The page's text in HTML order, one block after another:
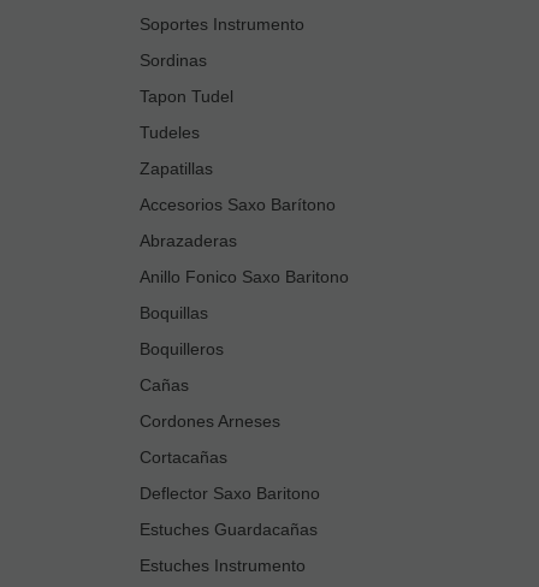
Soportes Instrumento
Sordinas
Tapon Tudel
Tudeles
Zapatillas
Accesorios Saxo Barítono
Abrazaderas
Anillo Fonico Saxo Baritono
Boquillas
Boquilleros
Cañas
Cordones Arneses
Cortacañas
Deflector Saxo Baritono
Estuches Guardacañas
Estuches Instrumento